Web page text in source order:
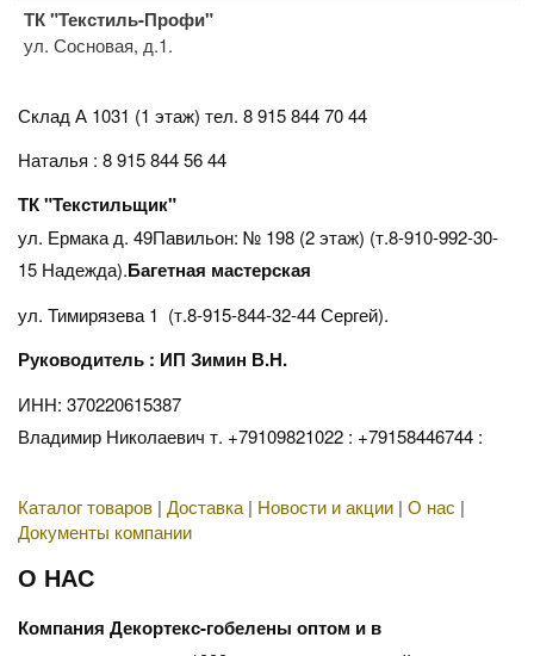
ТК "Текстиль-Профи"
ул. Сосновая, д.1.
Склад А 1031 (1 этаж) тел. 8 915 844 70 44
Наталья : 8 915 844 56 44
ТК "Текстильщик"
ул. Ермака д. 49Павильон: № 198 (2 этаж) (т.8-910-992-30-
15 Надежда).Багетная мастерская
ул. Тимирязева 1 (т.8-915-844-32-44 Сергей).
Руководитель : ИП Зимин В.Н.
ИНН: 370220615387
Владимир Николаевич т. +79109821022 : +79158446744 :
Каталог товаров | Доставка | Новости и акции | О нас |
Документы компании
О НАС
Компания Декортекс-гобелены оптом и в